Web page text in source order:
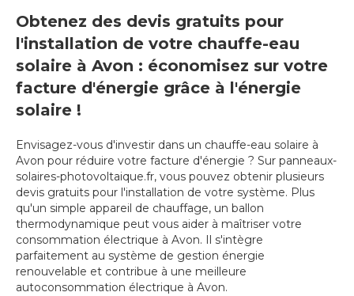
Obtenez des devis gratuits pour
l'installation de votre chauffe-eau
solaire à Avon : économisez sur votre
facture d'énergie grâce à l'énergie
solaire !
Envisagez-vous d'investir dans un chauffe-eau solaire à
Avon pour réduire votre facture d'énergie ? Sur panneaux-
solaires-photovoltaique.fr, vous pouvez obtenir plusieurs
devis gratuits pour l'installation de votre système. Plus
qu'un simple appareil de chauffage, un ballon
thermodynamique peut vous aider à maîtriser votre
consommation électrique à Avon. Il s'intègre
parfaitement au système de gestion énergie
renouvelable et contribue à une meilleure
autoconsommation électrique à Avon.